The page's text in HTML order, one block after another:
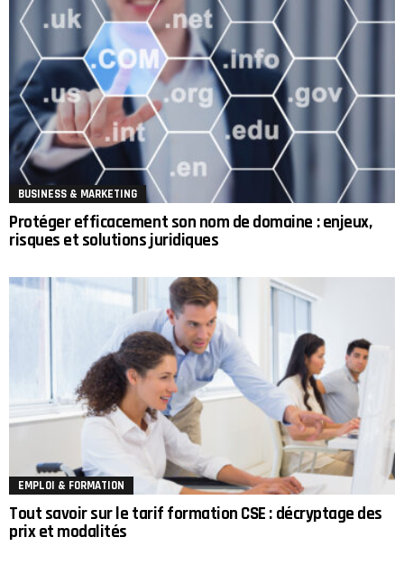
BUSINESS & MARKETING
Protéger efficacement son nom de domaine : enjeux,
risques et solutions juridiques
EMPLOI & FORMATION
Tout savoir sur le tarif formation CSE : décryptage des
prix et modalités